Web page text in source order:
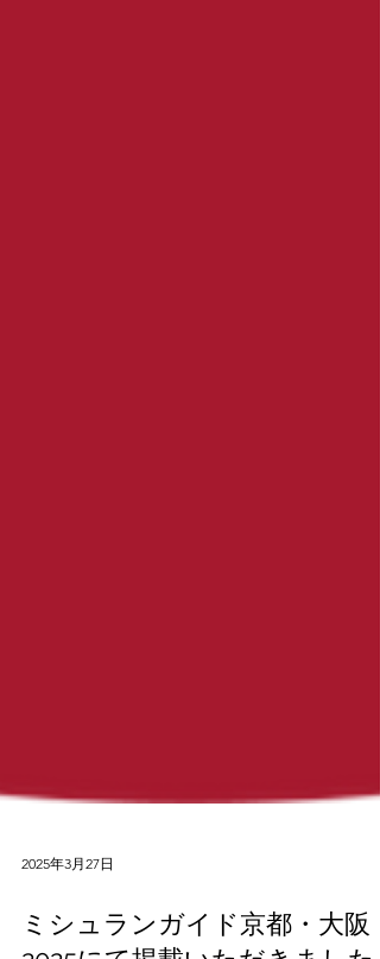
2025年3月27日